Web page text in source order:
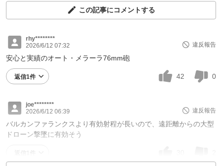
この記事にコメントする
rhy********
2026/6/12 07:32
違反報告
安心と実績のオート・メラーラ76mm砲
返信1件 42 0
joe********
2026/6/12 06:39
違反報告
バルカンファランクスより有効射程が長いので、遠距離からの大型
ドローン撃墜に有効そう